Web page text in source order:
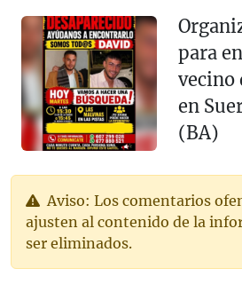
para
vecino
en
(BA)
Aviso: Los comentarios
ajusten al contenido de la
ser eliminados.